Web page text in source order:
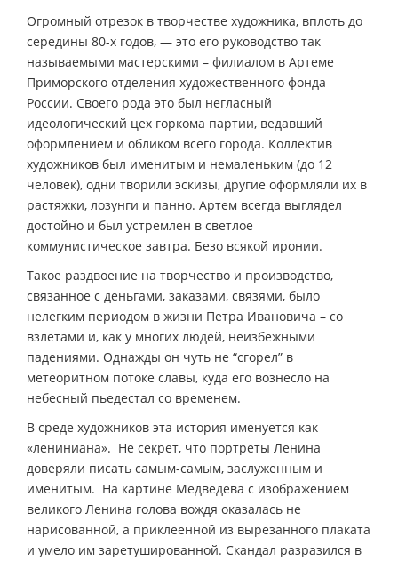
Огромный отрезок в творчестве художника, вплоть до
середины 80-х годов, — это его руководство так
называемыми мастерскими – филиалом в Артеме
Приморского отделения художественного фонда
России. Своего рода это был негласный
идеологический цех горкома партии, ведавший
оформлением и обликом всего города. Коллектив
художников был именитым и немаленьким (до 12
человек), одни творили эскизы, другие оформляли их в
растяжки, лозунги и панно. Артем всегда выглядел
достойно и был устремлен в светлое
коммунистическое завтра. Безо всякой иронии.
Такое раздвоение на творчество и производство,
связанное с деньгами, заказами, связями, было
нелегким периодом в жизни Петра Ивановича – со
взлетами и, как у многих людей, неизбежными
падениями. Однажды он чуть не “сгорел” в
метеоритном потоке славы, куда его вознесло на
небесный пьедестал со временем.
В среде художников эта история именуется как
«лениниана». Не секрет, что портреты Ленина
доверяли писать самым-самым, заслуженным и
именитым. На картине Медведева с изображением
великого Ленина голова вождя оказалась не
нарисованной, а приклеенной из вырезанного плаката
и умело им заретушированной. Скандал разразился в